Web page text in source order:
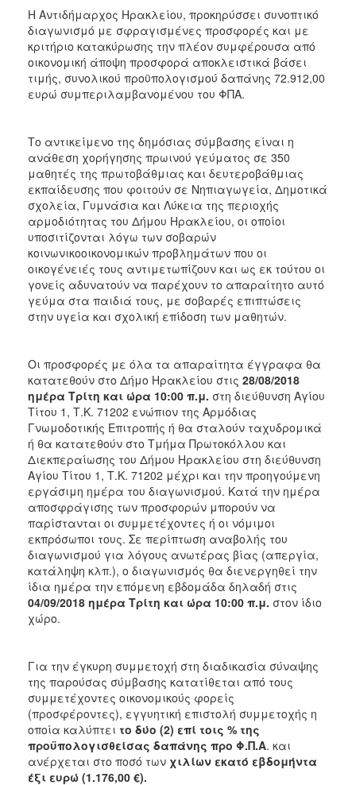
ΠΟΛΗΗ Αντιδήμαρχος Ηρακλείου, προκηρύσσει συνοπτικό
διαγωνισμό με σφραγισμένες προσφορές και με
κριτήριο κατακύρωσης την πλέον συμφέρουσα από
οικονομική άποψη προσφορά αποκλειστικά βάσει
τιμής, συνολικού προϋπολογισμού δαπάνης 72.912,00
ευρώ συμπεριλαμβανομένου του ΦΠΑ.
Το αντικείμενο της δημόσιας σύμβασης είναι η
ανάθεση χορήγησης πρωινού γεύματος σε 350
μαθητές της πρωτοβάθμιας και δευτεροβάθμιας
εκπαίδευσης που φοιτούν σε Νηπιαγωγεία, Δημοτικά
σχολεία, Γυμνάσια και Λύκεια της περιοχής
αρμοδιότητας του Δήμου Ηρακλείου, οι οποίοι
υποσιτίζονται λόγω των σοβαρών
κοινωνικοοικονομικών προβλημάτων που οι
οικογένειές τους αντιμετωπίζουν και ως εκ τούτου οι
γονείς αδυνατούν να παρέχουν το απαραίτητο αυτό
γεύμα στα παιδιά τους, με σοβαρές επιπτώσεις
στην υγεία και σχολική επίδοση των μαθητών.
Οι προσφορές με όλα τα απαραίτητα έγγραφα θα
κατατεθούν στο Δήμο Ηρακλείου στις 28/08/2018
ημέρα Τρίτη και ώρα 10:00 π.μ. στη διεύθυνση Αγίου
Τίτου 1, Τ.Κ. 71202 ενώπιον της Αρμόδιας
Γνωμοδοτικής Επιτροπής ή θα σταλούν ταχυδρομικά
ή θα κατατεθούν στο Τμήμα Πρωτοκόλλου και
Διεκπεραίωσης του Δήμου Ηρακλείου στη διεύθυνση
Αγίου Τίτου 1, Τ.Κ. 71202 μέχρι και την προηγούμενη
εργάσιμη ημέρα του διαγωνισμού. Κατά την ημέρα
αποσφράγισης των προσφορών μπορούν να
παρίστανται οι συμμετέχοντες ή οι νόμιμοι
εκπρόσωποι τους. Σε περίπτωση αναβολής του
διαγωνισμού για λόγους ανωτέρας βίας (απεργία,
κατάληψη κλπ.), ο διαγωνισμός θα διενεργηθεί την
ίδια ημέρα την επόμενη εβδομάδα δηλαδή στις
04/09/2018 ημέρα Τρίτη και ώρα 10:00 π.μ. στον ίδιο
χώρο.
Για την έγκυρη συμμετοχή στη διαδικασία σύναψης
της παρούσας σύμβασης κατατίθεται από τους
συμμετέχοντες οικονομικούς φορείς
(προσφέροντες), εγγυητική επιστολή συμμετοχής η
οποία καλύπτει το δύο (2) επί τοις % της
προϋπολογισθείσας δαπάνης προ Φ.Π.Α. και
ανέρχεται στο ποσό των χιλίων εκατό εβδομήντα
έξι ευρώ (1.176,00 €).